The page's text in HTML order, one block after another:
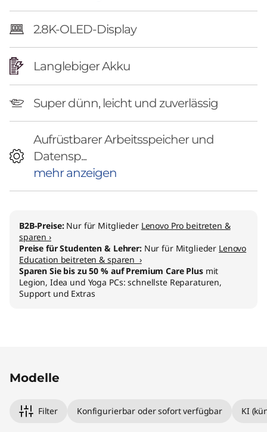
2.8K-OLED-Display
Langlebiger Akku
Super dünn, leicht und zuverlässig
Aufrüstbarer Arbeitsspeicher und
Datensp...
mehr anzeigen
B2B-Preise: Nur für Mitglieder Lenovo Pro beitreten &
sparen ›
Preise für Studenten & Lehrer: Nur für Mitglieder Lenovo
Education beitreten & sparen ›
Sparen Sie bis zu 50 % auf Premium Care Plusmit
Legion, Idea und Yoga PCs: schnellste Reparaturen,
Support und Extras
Modelle
Filter Konfigurierbar oder sofort verfügbar KI